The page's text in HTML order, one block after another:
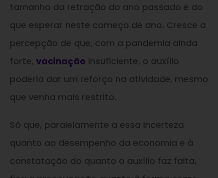
tamanho da retração do ano passado e do
que esperar neste começo de ano. Cresce a
percepção de que, com a pandemia ainda
forte, vacinação insuficiente, o auxílio
poderia dar um reforço na atividade, mesmo
que venha mais restrito.
Só que, paralelamente a essa incerteza
quanto ao desempenho da economia e à
constatação do quanto o auxílio faz falta,